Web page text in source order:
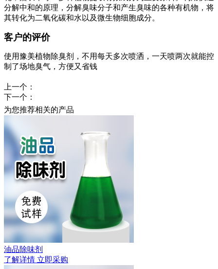
分解中和的原理，分解臭味分子和产生臭味的各种有机物，将
其转化为二氧化碳和水以及微生物细胞成分。
客户的评价
使用豫美植物除臭剂，不用每天多次喷洒，一天喷两次就能控
制了场地臭气，方便又省钱
上一个：
下一个：
为您推荐相关的产品
油品除味剂
了解详情 立即采购